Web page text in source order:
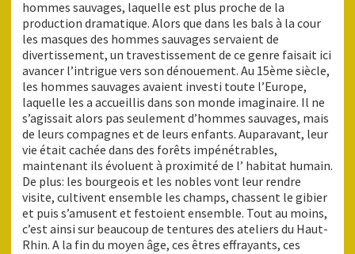
hommes sauvages, laquelle est plus proche de la
production dramatique. Alors que dans les bals à la cour
les masques des hommes sauvages servaient de
divertissement, un travestissement de ce genre faisait ici
avancer l’intrigue vers son dénouement. Au 15ème siècle,
les hommes sauvages avaient investi toute l’Europe,
laquelle les a accueillis dans son monde imaginaire. Il ne
s’agissait alors pas seulement d’hommes sauvages, mais
de leurs compagnes et de leurs enfants. Auparavant, leur
vie était cachée dans des forêts impénétrables,
maintenant ils évoluent à proximité de l’ habitat humain.
De plus: les bourgeois et les nobles vont leur rendre
visite, cultivent ensemble les champs, chassent le gibier
et puis s’amusent et festoient ensemble. Tout au moins,
c’est ainsi sur beaucoup de tentures des ateliers du Haut-
Rhin. A la fin du moyen âge, ces êtres effrayants, ces